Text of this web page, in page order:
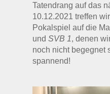
Tatendrang auf das
10.12.2021 treffen
Pokalspiel auf die
und SVB 1, denen
noch nicht begegnet
spannend!